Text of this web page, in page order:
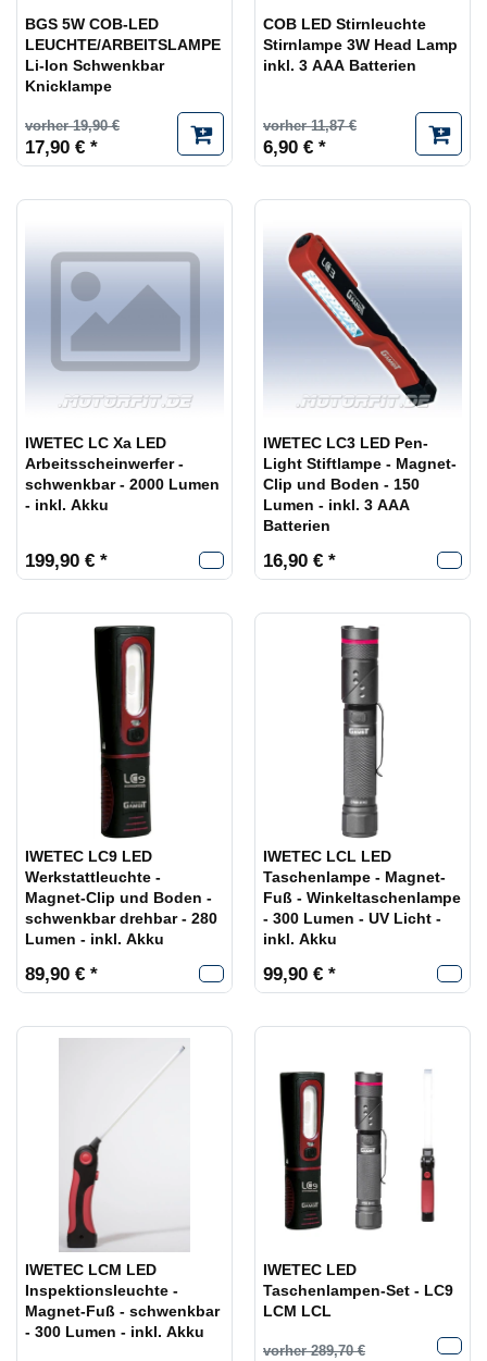
BGS 5W COB-LED
LEUCHTE/ARBEITSLAMPE
Li-Ion Schwenkbar
Knicklampe
vorher 19,90 €
17,90 € *
COB LED Stirnleuchte
Stirnlampe 3W Head Lamp
inkl. 3 AAA Batterien
vorher 11,87 €
6,90 € *
IWETEC LC Xa LED
Arbeitsscheinwerfer -
schwenkbar - 2000 Lumen
- inkl. Akku
199,90 € *
IWETEC LC3 LED Pen-
Light Stiftlampe - Magnet-
Clip und Boden - 150
Lumen - inkl. 3 AAA
Batterien
16,90 € *
IWETEC LC9 LED
Werkstattleuchte -
Magnet-Clip und Boden -
schwenkbar drehbar - 280
Lumen - inkl. Akku
89,90 € *
IWETEC LCL LED
Taschenlampe - Magnet-
Fuß - Winkeltaschenlampe
- 300 Lumen - UV Licht -
inkl. Akku
99,90 € *
IWETEC LCM LED
Inspektionsleuchte -
Magnet-Fuß - schwenkbar
- 300 Lumen - inkl. Akku
IWETEC LED
Taschenlampen-Set - LC9
LCM LCL
vorher 289,70 €